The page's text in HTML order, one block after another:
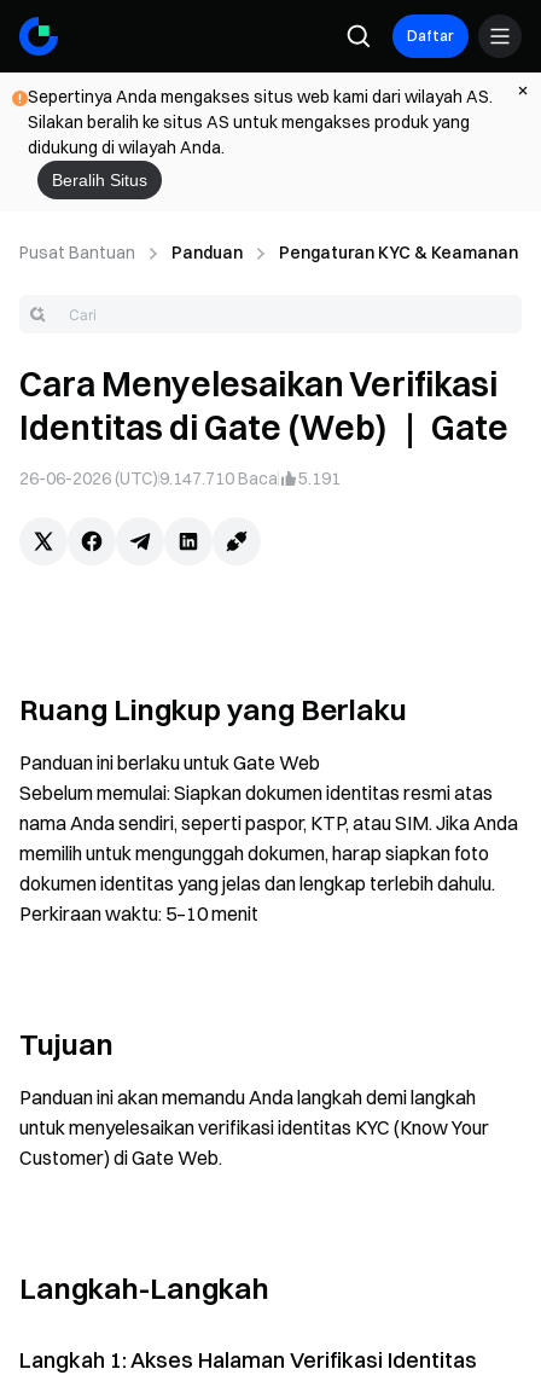
Daftar
Sepertinya Anda mengakses situs web kami dari wilayah AS.
Silakan beralih ke situs AS untuk mengakses produk yang
didukung di wilayah Anda.
Beralih Situs
Pusat Bantuan Panduan Pengaturan KYC & Keamanan
Cara Menyelesaikan Verifikasi
Identitas di Gate (Web) ｜ Gate
26-06-2026 (UTC)9.147.710 Baca 5.191
Ruang Lingkup yang Berlaku
Panduan ini berlaku untuk Gate Web
Sebelum memulai: Siapkan dokumen identitas resmi atas
nama Anda sendiri, seperti paspor, KTP, atau SIM. Jika Anda
memilih untuk mengunggah dokumen, harap siapkan foto
dokumen identitas yang jelas dan lengkap terlebih dahulu.
Perkiraan waktu: 5–10 menit
Tujuan
Panduan ini akan memandu Anda langkah demi langkah
untuk menyelesaikan verifikasi identitas KYC (Know Your
Customer) di Gate Web.
Langkah-Langkah
Langkah 1: Akses Halaman Verifikasi Identitas